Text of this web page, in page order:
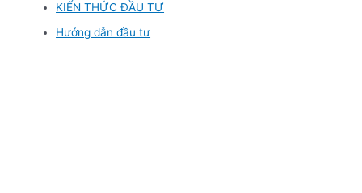
KIẾN THỨC ĐẦU TƯ
Hướng dẫn đầu tư